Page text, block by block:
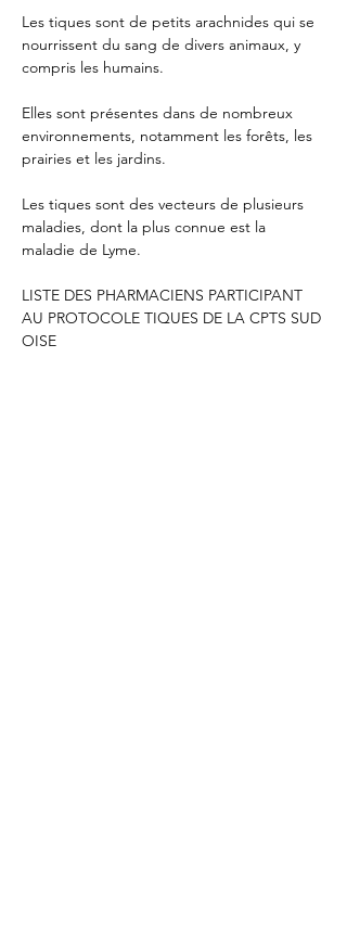
Les tiques sont de petits arachnides qui se
nourrissent du sang de divers animaux, y
compris les humains.
Elles sont présentes dans de nombreux
environnements, notamment les forêts, les
prairies et les jardins.
Les tiques sont des vecteurs de plusieurs
maladies, dont la plus connue est la
maladie de Lyme.
LISTE DES PHARMACIENS PARTICIPANT
AU PROTOCOLE TIQUES DE LA CPTS SUD
OISE